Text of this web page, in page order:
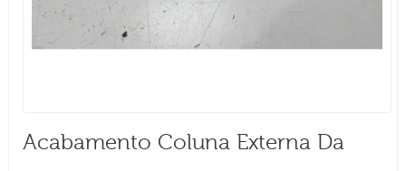
Acabamento Coluna Externa Da